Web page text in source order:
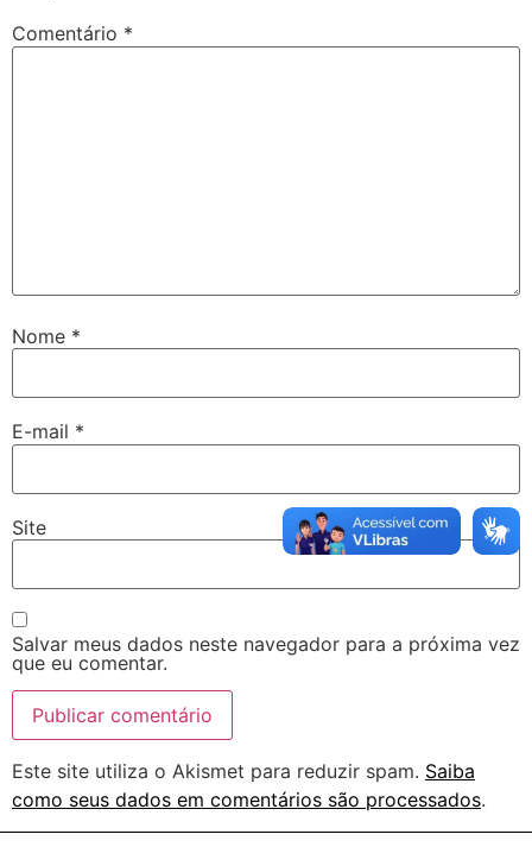
Comentário *
Nome *
E-mail *
Site
Salvar meus dados neste navegador para a próxima vez
que eu comentar.
Este site utiliza o Akismet para reduzir spam. Saiba
como seus dados em comentários são processados.